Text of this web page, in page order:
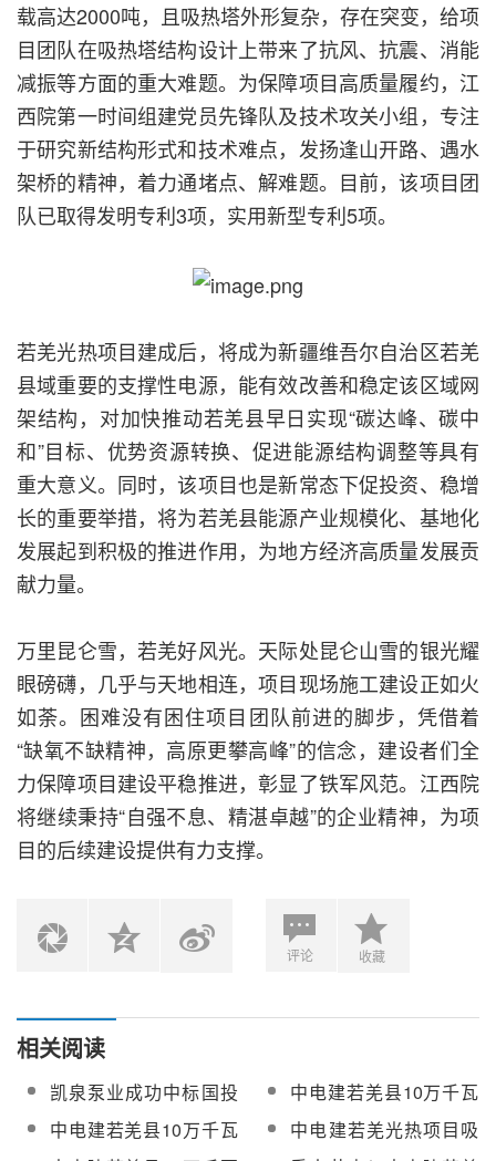
载高达2000吨，且吸热塔外形复杂，存在突变，给项
目团队在吸热塔结构设计上带来了抗风、抗震、消能
减振等方面的重大难题。为保障项目高质量履约，江
西院第一时间组建党员先锋队及技术攻关小组，专注
于研究新结构形式和技术难点，发扬逢山开路、遇水
架桥的精神，着力通堵点、解难题。目前，该项目团
队已取得发明专利3项，实用新型专利5项。
若羌光热项目建成后，将成为新疆维吾尔自治区若羌
县域重要的支撑性电源，能有效改善和稳定该区域网
架结构，对加快推动若羌县早日实现“碳达峰、碳中
和”目标、优势资源转换、促进能源结构调整等具有
重大意义。同时，该项目也是新常态下促投资、稳增
长的重要举措，将为若羌县能源产业规模化、基地化
发展起到积极的推进作用，为地方经济高质量发展贡
献力量。
万里昆仑雪，若羌好风光。天际处昆仑山雪的银光耀
眼磅礴，几乎与天地相连，项目现场施工建设正如火
如荼。困难没有困住项目团队前进的脚步，凭借着
“缺氧不缺精神，高原更攀高峰”的信念，建设者们全
力保障项目建设平稳推进，彰显了铁军风范。江西院
将继续秉持“自强不息、精湛卓越”的企业精神，为项
目的后续建设提供有力支撑。
评论 收藏
相关阅读
凯泉泵业成功中标国投
若羌100MW光热发电项
目充水泵及控制系统
中电建若羌县10万千瓦
光热项目汽水关键阀门
采购
中电建若羌县10万千瓦
中电建若羌光热项目吸